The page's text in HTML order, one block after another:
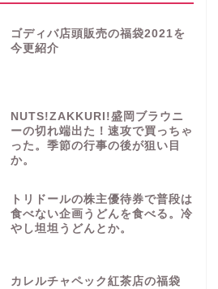
ゴディバ店頭販売の福袋2021を
今更紹介
NUTS!ZAKKURI!盛岡ブラウニ
ーの切れ端出た！速攻で買っちゃ
った。季節の行事の後が狙い目
か。
トリドールの株主優待券で普段は
食べない企画うどんを食べる。冷
やし坦坦うどんとか。
カレルチャペック紅茶店の福袋